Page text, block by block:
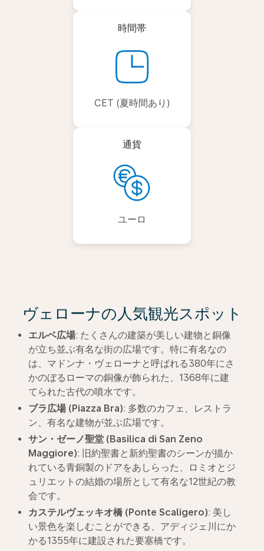
時間帯
CET (夏時間あり)
通貨
ユーロ
ヴェローナの人気観光スポット
エルベ広場: たくさんの建築が美しい建物と銅像
が立ち並ぶ有名な街の広場です。特に有名なの
は、マドンナ・ヴェローナと呼ばれる380年にさ
かのぼるローマの銅像が飾られた、1368年に建
てられた古代の噴水です。
ブラ広場 (Piazza Bra): 多数のカフェ、レストラ
ン、有名な建物が並ぶ広場です。
サン・ゼーノ聖堂 (Basilica di San Zeno
Maggiore): 旧約聖書と新約聖書のシーンが描か
れている青銅製のドアをあしらった、ロミオとジ
ュリエットの結婚の場所として有名な12世紀の教
会です。
カステルヴェッキオ橋 (Ponte Scaligero): 美し
い景色を楽しむことができる、アディジェ川にか
かる1355年に建設された要塞橋です。